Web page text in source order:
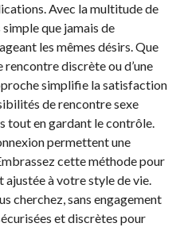
Avec la multitude de
que jamais de
les mêmes désirs. Que
rencontre discrète ou d’une
simplifie la satisfaction
de rencontre sexe
tout en gardant le contrôle.
permettent une
cette méthode pour
ajustée à votre style de vie.
cherchez, sans engagement
et discrètes pour